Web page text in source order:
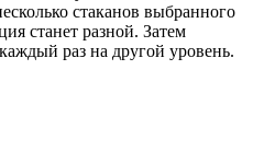
стаканов выбранного
станет разной. Затем
раз на другой уровень.